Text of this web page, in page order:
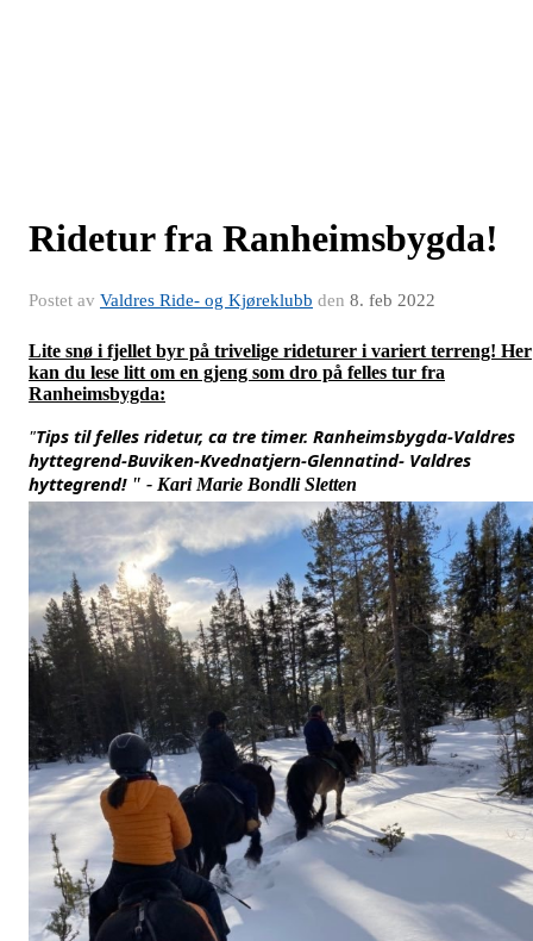
Ridetur fra Ranheimsbygda!
Postet av Valdres Ride- og Kjøreklubb den 8. feb 2022
Lite snø i fjellet byr på trivelige rideturer i variert terreng! Her
kan du lese litt om en gjeng som dro på felles tur fra
Ranheimsbygda:
"Tips til felles ridetur, ca tre timer. Ranheimsbygda-Valdres
hyttegrend-Buviken-Kvednatjern-Glennatind- Valdres
hyttegrend! " - Kari Marie Bondli Sletten